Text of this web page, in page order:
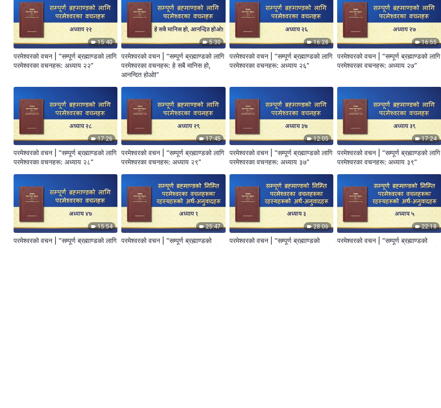
15:40
परमेश्‍वरको वचन | “सम्पूर्ण ब्रह्माण्डको लागि
परमेश्‍वरका वचनहरू: अध्याय २२”
5:30
परमेश्‍वरको वचन | “सम्पूर्ण ब्रह्माण्डको लागि
परमेश्‍वरका वचनहरू: हे सबै मानिस हो,
आनन्दित होओ!”
16:28
परमेश्‍वरको वचन | “सम्पूर्ण ब्रह्माण्डको लागि
परमेश्‍वरका वचनहरू: अध्याय २६”
16:55
परमेश्‍वरको वचन | “सम्पूर्ण ब्रह्माण्डको लागि
परमेश्‍वरका वचनहरू: अध्याय २७”
17:26
परमेश्‍वरको वचन | “सम्पूर्ण ब्रह्माण्डको लागि
परमेश्‍वरका वचनहरू: अध्याय २८”
17:45
परमेश्‍वरको वचन | “सम्पूर्ण ब्रह्माण्डको लागि
परमेश्‍वरका वचनहरू: अध्याय २९”
12:05
परमेश्‍वरको वचन | “सम्पूर्ण ब्रह्माण्डको लागि
परमेश्‍वरका वचनहरू: अध्याय ३७”
17:24
परमेश्‍वरको वचन | “सम्पूर्ण ब्रह्माण्डको लागि
परमेश्‍वरका वचनहरू: अध्याय ३९”
15:54
परमेश्‍वरको वचन | “सम्पूर्ण ब्रह्माण्डको लागि
25:47
परमेश्‍वरको वचन | “सम्पूर्ण ब्रह्माण्डको
28:06
परमेश्‍वरको वचन | “सम्पूर्ण ब्रह्माण्डको
22:18
परमेश्‍वरको वचन | “सम्पूर्ण ब्रह्माण्डको